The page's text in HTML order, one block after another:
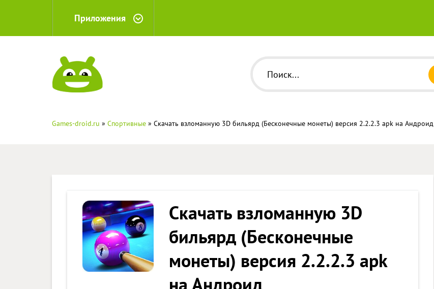
Приложения
Games-droid.ru » Спортивные » Скачать взломанную 3D бильярд (Бесконечные монеты) версия 2.2.2.3 apk на Андроид
Скачать взломанную 3D
бильярд (Бесконечные
монеты) версия 2.2.2.3 apk
на Андроид